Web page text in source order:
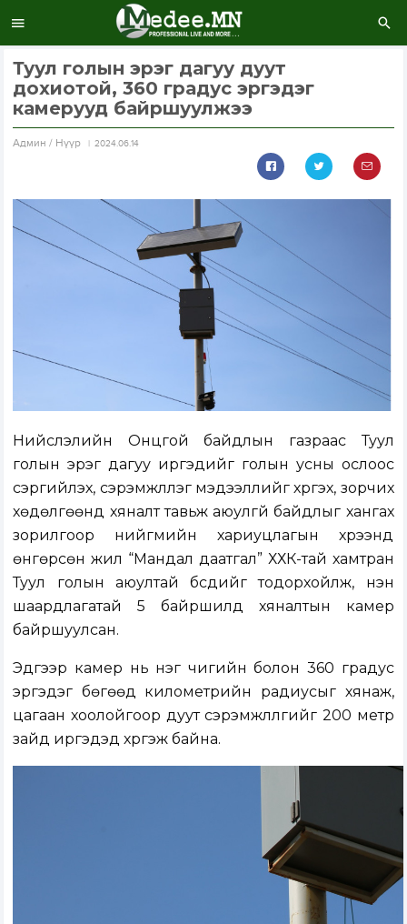
Туул голын эрэг дагуу дуут
дохиотой, 360 градус эргэдэг
камерууд байршуулжээ
Aдмин / Нүүр 2024.06.14
Нийслэлийн Онцгой байдлын газраас Туул
голын эрэг дагуу иргэдийг голын усны ослоос
сэргийлэх, сэрэмжлүүлэг мэдээллийг хүргэх, зорчих
хөдөлгөөнд хяналт тавьж аюулгүй байдлыг хангах
зорилгоор нийгмийн хариуцлагын хүрээнд
өнгөрсөн жил “Мандал даатгал” ХХК-тай хамтран
Туул голын аюултай бүсүүдийг тодорхойлж, нэн
шаардлагатай 5 байршилд хяналтын камер
байршуулсан.
Эдгээр камер нь нэг чигийн болон 360 градус
эргэдэг бөгөөд километрийн радиусыг хянаж,
цагаан хоолойгоор дуут сэрэмжлүүлгийг 200 метр
зайд иргэдэд хүргэж байна.